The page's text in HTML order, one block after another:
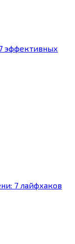
эффективных
7 лайфхаков